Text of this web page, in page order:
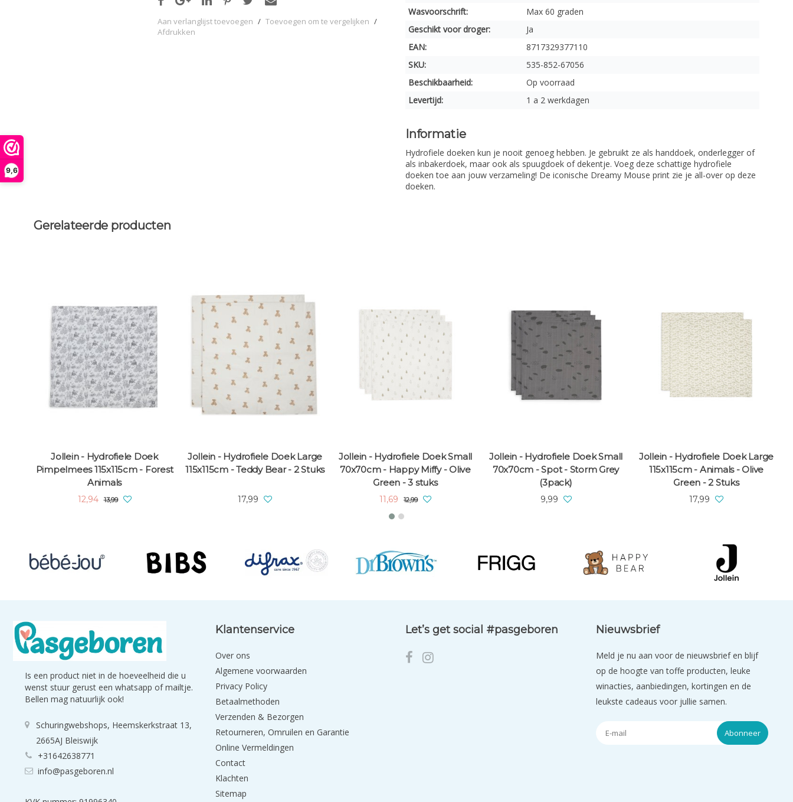
9,6
Aan verlanglijst toevoegen / Toevoegen om te vergelijken /
Afdrukken
Wasvoorschrift:
Max 60 graden
Geschikt voor droger:
Ja
EAN:
8717329377110
SKU:
535-852-67056
Beschikbaarheid:
Op voorraad
Levertijd:
1 a 2 werkdagen
Informatie
Hydrofiele doeken kun je nooit genoeg hebben. Je gebruikt ze als handdoek, onderlegger of
als inbakerdoek, maar ook als spuugdoek of dekentje. Voeg deze schattige hydrofiele
doeken toe aan jouw verzameling! De iconische Dreamy Mouse print zie je all-over op deze
doeken.
Gerelateerde producten
Jollein - Hydrofiele Doek
Pimpelmees 115x115cm - Forest
Animals
12,94 13,99
Jollein - Hydrofiele Doek Large
115x115cm - Teddy Bear - 2 Stuks
17,99
Jollein - Hydrofiele Doek Small
70x70cm - Happy Miffy - Olive
Green - 3 stuks
11,69 12,99
Jollein - Hydrofiele Doek Small
70x70cm - Spot - Storm Grey
(3pack)
9,99
Jollein - Hydrofiele Doek Large
115x115cm - Animals - Olive
Green - 2 Stuks
17,99
Is een product niet in de hoeveelheid die u
wenst stuur gerust een whatsapp of mailtje.
Bellen mag natuurlijk ook!
Schuringwebshops, Heemskerkstraat 13,
2665AJ Bleiswijk
+31642638771
info@pasgeboren.nl
Klantenservice
Over ons
Algemene voorwaarden
Privacy Policy
Betaalmethoden
Verzenden & Bezorgen
Retourneren, Omruilen en Garantie
Online Vermeldingen
Contact
Klachten
Sitemap
Let’s get social #pasgeboren Nieuwsbrief
Meld je nu aan voor de nieuwsbrief en blijf
op de hoogte van toffe producten, leuke
winacties, aanbiedingen, kortingen en de
leukste cadeaus voor jullie samen.
Abonneer